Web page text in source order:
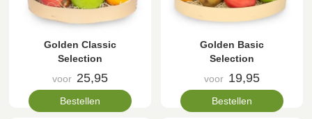
Golden Classic
Selection
voor 25,95
Bestellen
Golden Basic
Selection
voor 19,95
Bestellen